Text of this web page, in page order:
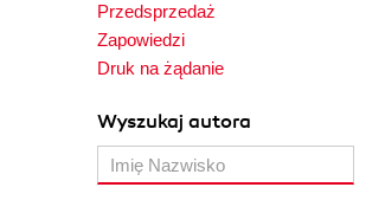
Przedsprzedaż
Zapowiedzi
Druk na żądanie
Wyszukaj autora